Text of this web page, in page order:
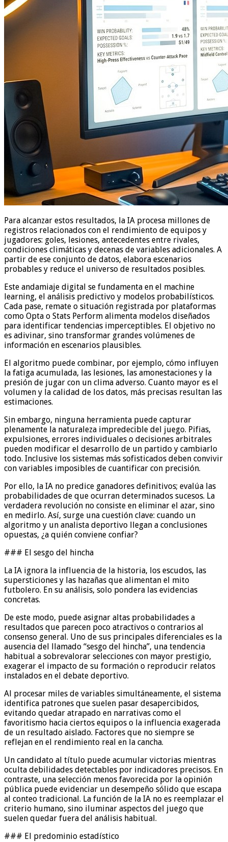
Para alcanzar estos resultados, la IA procesa millones de
registros relacionados con el rendimiento de equipos y
jugadores: goles, lesiones, antecedentes entre rivales,
condiciones climáticas y decenas de variables adicionales. A
partir de ese conjunto de datos, elabora escenarios
probables y reduce el universo de resultados posibles.
Este andamiaje digital se fundamenta en el machine
learning, el análisis predictivo y modelos probabilísticos.
Cada pase, remate o situación registrada por plataformas
como Opta o Stats Perform alimenta modelos diseñados
para identificar tendencias imperceptibles. El objetivo no
es adivinar, sino transformar grandes volúmenes de
información en escenarios plausibles.
El algoritmo puede combinar, por ejemplo, cómo influyen
la fatiga acumulada, las lesiones, las amonestaciones y la
presión de jugar con un clima adverso. Cuanto mayor es el
volumen y la calidad de los datos, más precisas resultan las
estimaciones.
Sin embargo, ninguna herramienta puede capturar
plenamente la naturaleza impredecible del juego. Pifias,
expulsiones, errores individuales o decisiones arbitrales
pueden modificar el desarrollo de un partido y cambiarlo
todo. Inclusive los sistemas más sofisticados deben convivir
con variables imposibles de cuantificar con precisión.
Por ello, la IA no predice ganadores definitivos; evalúa las
probabilidades de que ocurran determinados sucesos. La
verdadera revolución no consiste en eliminar el azar, sino
en medirlo. Así, surge una cuestión clave: cuando un
algoritmo y un analista deportivo llegan a conclusiones
opuestas, ¿a quién conviene confiar?
### El sesgo del hincha
La IA ignora la influencia de la historia, los escudos, las
supersticiones y las hazañas que alimentan el mito
futbolero. En su análisis, solo pondera las evidencias
concretas.
De este modo, puede asignar altas probabilidades a
resultados que parecen poco atractivos o contrarios al
consenso general. Uno de sus principales diferenciales es la
ausencia del llamado “sesgo del hincha”, una tendencia
habitual a sobrevalorar selecciones con mayor prestigio,
exagerar el impacto de su formación o reproducir relatos
instalados en el debate deportivo.
Al procesar miles de variables simultáneamente, el sistema
identifica patrones que suelen pasar desapercibidos,
evitando quedar atrapado en narrativas como el
favoritismo hacia ciertos equipos o la influencia exagerada
de un resultado aislado. Factores que no siempre se
reflejan en el rendimiento real en la cancha.
Un candidato al título puede acumular victorias mientras
oculta debilidades detectables por indicadores precisos. En
contraste, una selección menos favorecida por la opinión
pública puede evidenciar un desempeño sólido que escapa
al conteo tradicional. La función de la IA no es reemplazar el
criterio humano, sino iluminar aspectos del juego que
suelen quedar fuera del análisis habitual.
### El predominio estadístico